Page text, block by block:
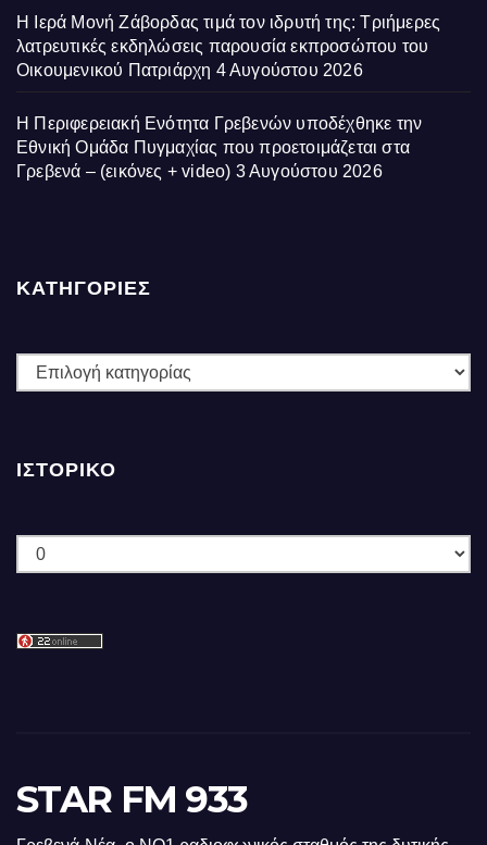
Η Ιερά Μονή Ζάβορδας τιμά τον ιδρυτή της: Τριήμερες
λατρευτικές εκδηλώσεις παρουσία εκπροσώπου του
Οικουμενικού Πατριάρχη 4 Αυγούστου 2026
Η Περιφερειακή Ενότητα Γρεβενών υποδέχθηκε την
Εθνική Ομάδα Πυγμαχίας που προετοιμάζεται στα
Γρεβενά – (εικόνες + video) 3 Αυγούστου 2026
ΚΑΤΗΓΟΡΙΕΣ
ΚΑΤΗΓΟΡΙΕΣ
ΙΣΤΟΡΙΚΌ
Ιστορικό
STAR FM 933